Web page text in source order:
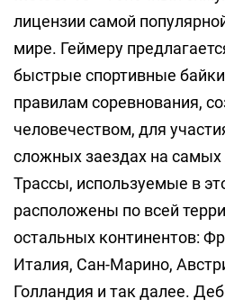
лицензии самой
мире. Геймеру
быстрые спортивные
правилам соревнования,
человечеством, для
сложных заездах на
Трассы, используемые в
расположены по всей
остальных континентов:
Италия, Сан-Марино,
Голландия и так далее.